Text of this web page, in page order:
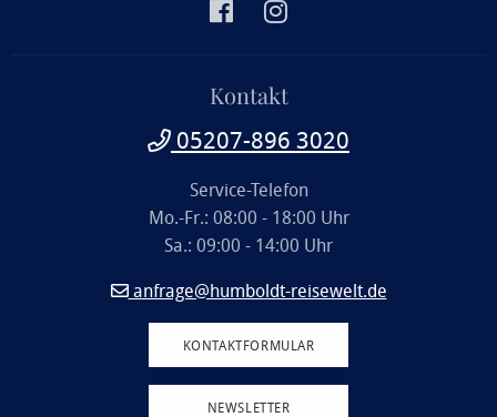
Kontakt
05207-896 3020
Service-Telefon
Mo.-Fr.: 08:00 - 18:00 Uhr
Sa.: 09:00 - 14:00 Uhr
anfrage@humboldt-reisewelt.de
KONTAKTFORMULAR
NEWSLETTER